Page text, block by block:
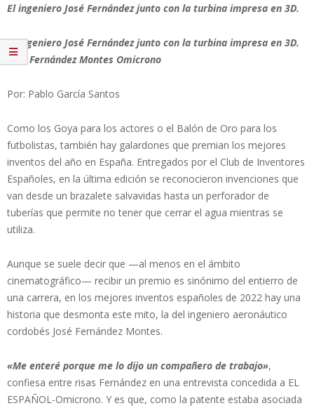
El ingeniero José Fernández junto con la turbina impresa en 3D.
El ingeniero José Fernández junto con la turbina impresa en 3D.
José Fernández Montes Omicrono
Por: Pablo García Santos
Como los Goya para los actores o el Balón de Oro para los
futbolistas, también hay galardones que premian los mejores
inventos del año en España. Entregados por el Club de Inventores
Españoles, en la última edición se reconocieron invenciones que
van desde un brazalete salvavidas hasta un perforador de
tuberías que permite no tener que cerrar el agua mientras se
utiliza.
Aunque se suele decir que —al menos en el ámbito
cinematográfico— recibir un premio es sinónimo del entierro de
una carrera, en los mejores inventos españoles de 2022 hay una
historia que desmonta este mito, la del ingeniero aeronáutico
cordobés José Fernández Montes.
«Me enteré porque me lo dijo un compañero de trabajo»,
confiesa entre risas Fernández en una entrevista concedida a EL
ESPAÑOL-Omicrono. Y es que, como la patente estaba asociada